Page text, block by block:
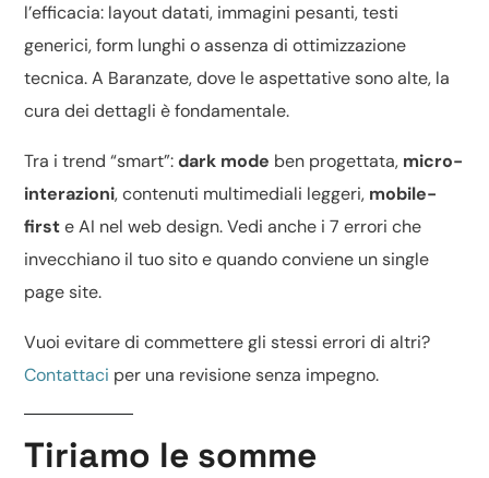
l’efficacia: layout datati, immagini pesanti, testi
generici, form lunghi o assenza diottimizzazione
tecnica. A Baranzate, dove le aspettative sono alte, la
cura dei dettagli è fondamentale.
Tra i trend “smart”:dark mode ben progettata, micro-
interazioni, contenuti multimediali leggeri, mobile-
firsteAI nel web design. Vedi anche i 7 errori che
invecchiano il tuo sitoe quando conviene unsingle
page site.
Vuoi evitare di commettere gli stessi errori di altri?
Contattaci per una revisione senza impegno.
Tiriamo le somme